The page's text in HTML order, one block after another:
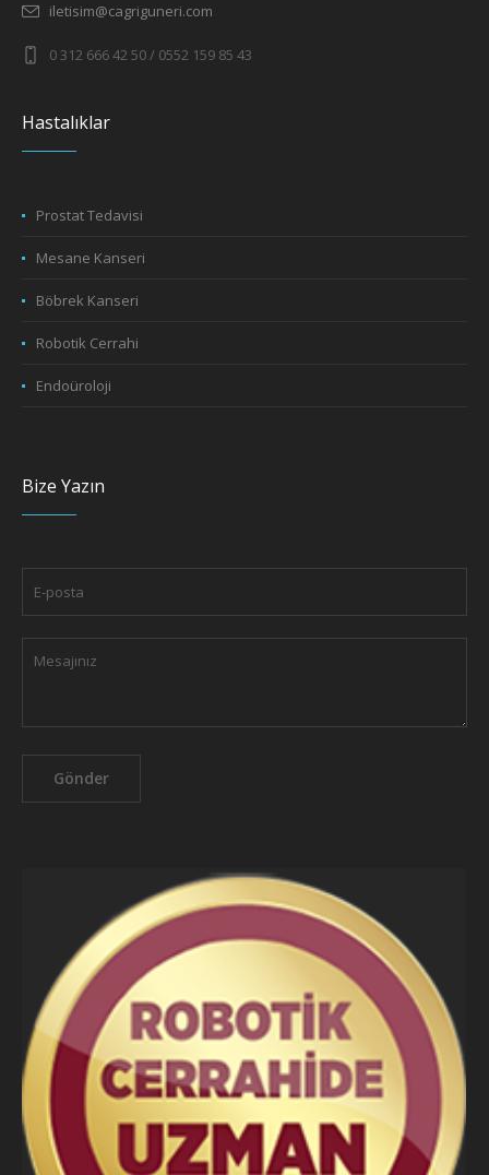
iletisim@cagriguneri.com
0 312 666 42 50 / 0552 159 85 43
Hastalıklar
Prostat Tedavisi
Mesane Kanseri
Böbrek Kanseri
Robotik Cerrahi
Endoüroloji
Bize Yazın